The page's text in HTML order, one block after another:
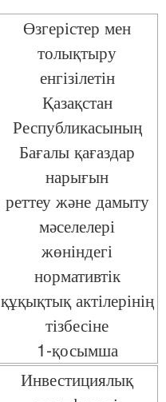
Өзгерістер мен
толықтыру
енгізілетін
Қазақстан
Республикасының
Бағалы қағаздар
нарығын
реттеу және дамыту
мәселелері
жөніндегі
нормативтік
құқықтық актілерінің
тізбесіне
1-қосымша
Инвестициялық